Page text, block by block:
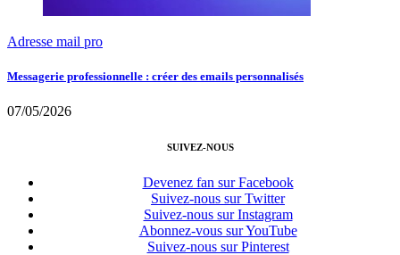
Adresse mail pro
Messagerie professionnelle : créer des emails personnalisés
07/05/2026
SUIVEZ-NOUS
Devenez fan sur Facebook
Suivez-nous sur Twitter
Suivez-nous sur Instagram
Abonnez-vous sur YouTube
Suivez-nous sur Pinterest